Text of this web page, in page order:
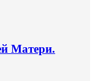
Матери.